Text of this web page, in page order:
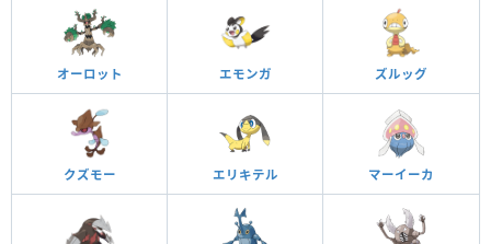
オーロット エモンガ ズルッグ
クズモー エリキテル マーイーカ